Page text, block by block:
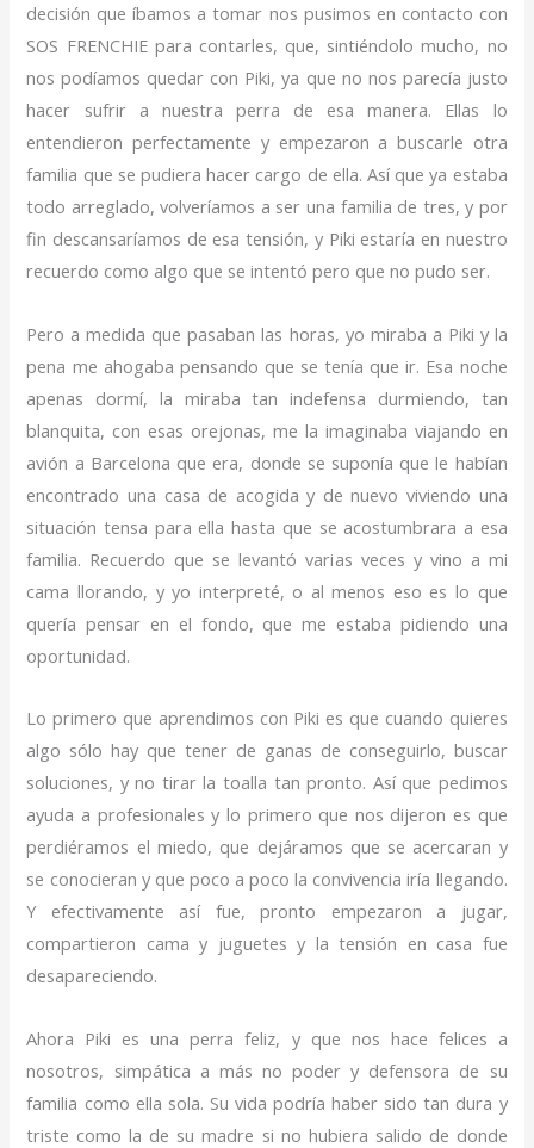
decisión que íbamos a tomar nos pusimos en contacto con
SOS FRENCHIE para contarles, que, sintiéndolo mucho, no
nos podíamos quedar con Piki, ya que no nos parecía justo
hacer sufrir a nuestra perra de esa manera. Ellas lo
entendieron perfectamente y empezaron a buscarle otra
familia que se pudiera hacer cargo de ella. Así que ya estaba
todo arreglado, volveríamos a ser una familia de tres, y por
fin descansaríamos de esa tensión, y Piki estaría en nuestro
recuerdo como algo que se intentó pero que no pudo ser.
Pero a medida que pasaban las horas, yo miraba a Piki y la
pena me ahogaba pensando que se tenía que ir. Esa noche
apenas dormí, la miraba tan indefensa durmiendo, tan
blanquita, con esas orejonas, me la imaginaba viajando en
avión a Barcelona que era, donde se suponía que le habían
encontrado una casa de acogida y de nuevo viviendo una
situación tensa para ella hasta que se acostumbrara a esa
familia. Recuerdo que se levantó varias veces y vino a mi
cama llorando, y yo interpreté, o al menos eso es lo que
quería pensar en el fondo, que me estaba pidiendo una
oportunidad.
Lo primero que aprendimos con Piki es que cuando quieres
algo sólo hay que tener de ganas de conseguirlo, buscar
soluciones, y no tirar la toalla tan pronto. Así que pedimos
ayuda a profesionales y lo primero que nos dijeron es que
perdiéramos el miedo, que dejáramos que se acercaran y
se conocieran y que poco a poco la convivencia iría llegando.
Y efectivamente así fue, pronto empezaron a jugar,
compartieron cama y juguetes y la tensión en casa fue
desapareciendo.
Ahora Piki es una perra feliz, y que nos hace felices a
nosotros, simpática a más no poder y defensora de su
familia como ella sola. Su vida podría haber sido tan dura y
triste como la de su madre si no hubiera salido de donde